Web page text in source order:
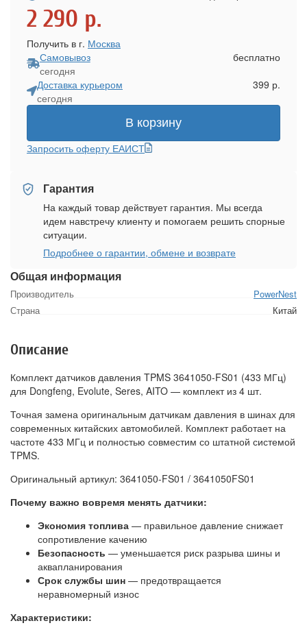
Общая информация
Производитель
PowerNest
Страна
Китай
2 290 р.
Получить в г. Москва
Самовывоз
сегодня
бесплатно
Доставка курьером
сегодня
399 р.
В корзину
Запросить оферту ЕАИСТ
Гарантия
На каждый товар действует гарантия. Мы всегда
идем навстречу клиенту и помогаем решить спорные
ситуации.
Подробнее о гарантии, обмене и возврате
Описание
Комплект датчиков давления TPMS 3641050-FS01 (433 МГц)
для Dongfeng, Evolute, Seres, AITO — комплект из 4 шт.
Точная замена оригинальным датчикам давления в шинах для
современных китайских автомобилей. Комплект работает на
частоте 433 МГц и полностью совместим со штатной системой
TPMS.
Оригинальный артикул: 3641050-FS01 / 3641050FS01
Почему важно вовремя менять датчики:
Экономия топлива — правильное давление снижает
сопротивление качению
Безопасность — уменьшается риск разрыва шины и
аквапланирования
Срок службы шин — предотвращается
неравномерный износ
Характеристики: